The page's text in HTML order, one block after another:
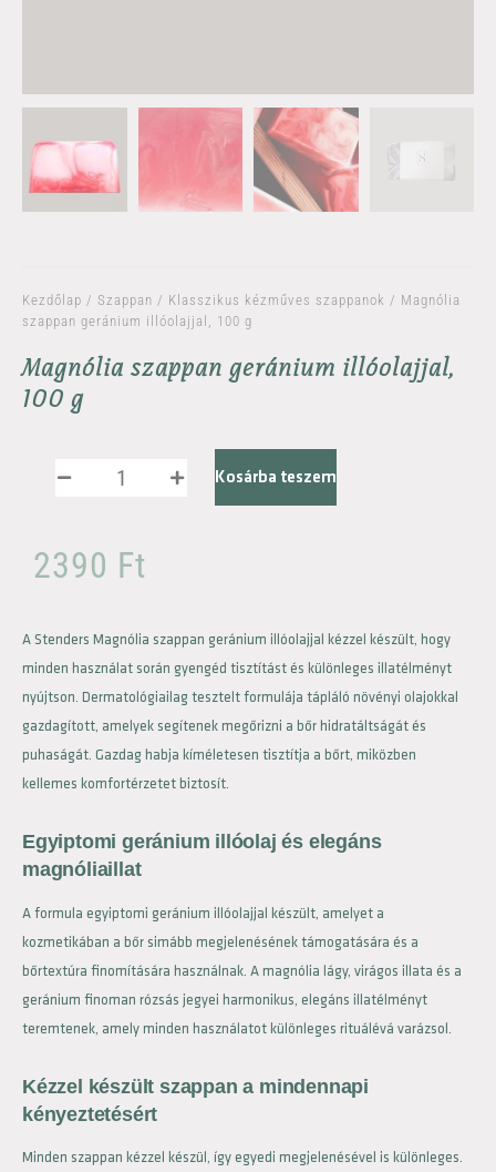
Kezdőlap / Szappan / Klasszikus kézműves szappanok / Magnólia
szappan geránium illóolajjal, 100 g
Magnólia szappan geránium illóolajjal,
100 g
Kosárba teszem
2390 Ft
A Stenders Magnólia szappan geránium illóolajjal kézzel készült, hogy
minden használat során gyengéd tisztítást és különleges illatélményt
nyújtson. Dermatológiailag tesztelt formulája tápláló növényi olajokkal
gazdagított, amelyek segítenek megőrizni a bőr hidratáltságát és
puhaságát. Gazdag habja kíméletesen tisztítja a bőrt, miközben
kellemes komfortérzetet biztosít.
Egyiptomi geránium illóolaj és elegáns
magnóliaillat
A formula egyiptomi geránium illóolajjal készült, amelyet a
kozmetikában a bőr simább megjelenésének támogatására és a
bőrtextúra finomítására használnak. A magnólia lágy, virágos illata és a
geránium finoman rózsás jegyei harmonikus, elegáns illatélményt
teremtenek, amely minden használatot különleges rituálévá varázsol.
Kézzel készült szappan a mindennapi
kényeztetésért
Minden szappan kézzel készül, így egyedi megjelenésével is különleges.